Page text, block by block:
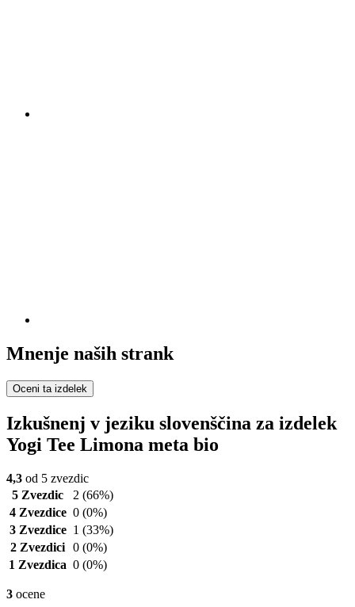
Mnenje naših strank
Oceni ta izdelek
Izkušnenj v jeziku slovenščina za izdelek
Yogi Tee Limona meta bio
4,3 od 5 zvezdic
5 Zvezdic
2 (66%)
4 Zvezdice 0 (0%)
3 Zvezdice 1 (33%)
2 Zvezdici 0 (0%)
1 Zvezdica 0 (0%)
3 ocene